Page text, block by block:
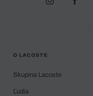
O LACOSTE
Skupina Lacoste
Ľudia